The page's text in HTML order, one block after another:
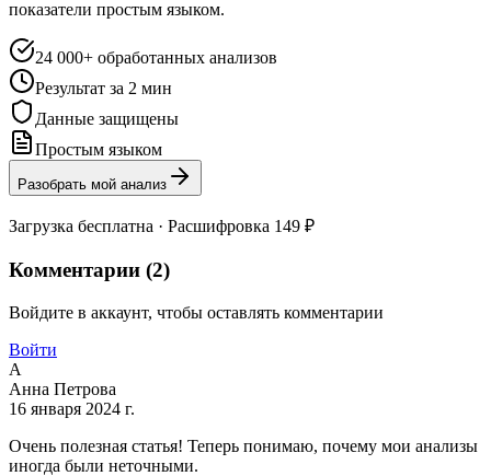
показатели простым языком.
24 000+ обработанных анализов
Результат за 2 мин
Данные защищены
Простым языком
Разобрать мой анализ
Загрузка бесплатна · Расшифровка 149 ₽
Комментарии (2)
Войдите в аккаунт, чтобы оставлять комментарии
Войти
А
Анна Петрова
16 января 2024 г.
Очень полезная статья! Теперь понимаю, почему мои анализы
иногда были неточными.